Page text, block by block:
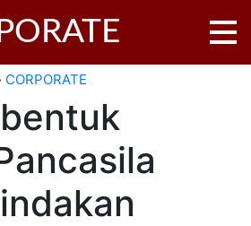
CORPORATE